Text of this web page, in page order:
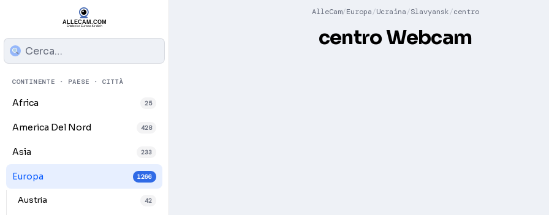
CONTINENTE · PAESE · CITTÀ
Africa 25
America Del Nord 428
Asia 233
Europa 1266
Austria 42
AlleCam Europa Ucraina Slavyansk centro
centro Webcam